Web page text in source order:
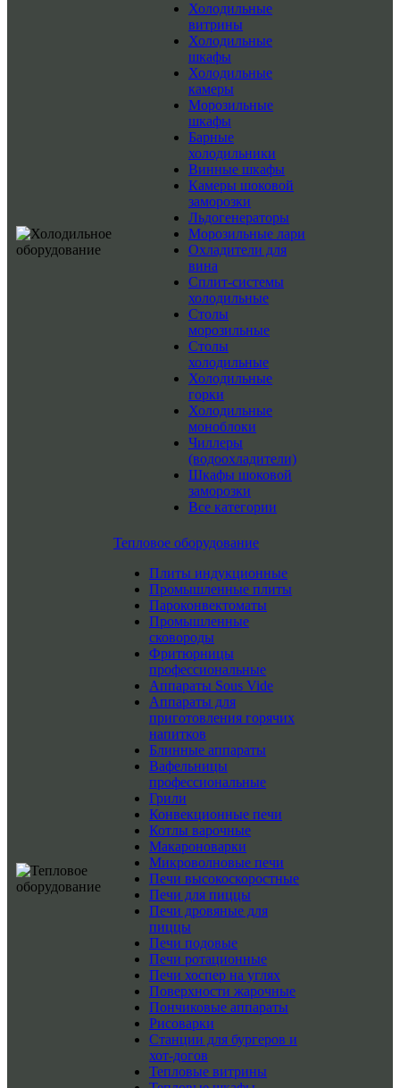
Холодильные
витрины
Холодильные
шкафы
Холодильные
камеры
Морозильные
шкафы
Барные
холодильники
Винные шкафы
Камеры шоковой
заморозки
Льдогенераторы
Морозильные лари
Охладители для
вина
Сплит-системы
холодильные
Столы
морозильные
Столы
холодильные
Холодильные
горки
Холодильные
моноблоки
Чиллеры
(водоохладители)
Шкафы шоковой
заморозки
Все категории
Тепловое оборудование
Плиты индукционные
Промышленные плиты
Пароконвектоматы
Промышленные
сковороды
Фритюрницы
профессиональные
Аппараты Sous Vide
Аппараты для
приготовления горячих
напитков
Блинные аппараты
Вафельницы
профессиональные
Грили
Конвекционные печи
Котлы варочные
Макароноварки
Микроволновые печи
Печи высокоскоростные
Печи для пиццы
Печи дровяные для
пиццы
Печи подовые
Печи ротационные
Печи хоспер на углях
Поверхности жарочные
Пончиковые аппараты
Рисоварки
Станции для бургеров и
хот-догов
Тепловые витрины